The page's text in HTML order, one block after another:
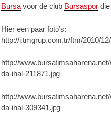
Bursa voor de club Bursaspor die
Hier een paar foto’s:
http://i.tmgrup.com.tr/ftm/2010/
http://
da-ihal-211871.jpg
http://
da-ihal-309341.jpg